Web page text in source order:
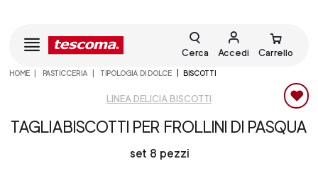
Cerca Accedi Carrello
HOME PASTICCERIA TIPOLOGIA DI DOLCE BISCOTTI
LINEA DELICIA BISCOTTI
TAGLIABISCOTTI PER FROLLINI DI PASQUA
set 8 pezzi